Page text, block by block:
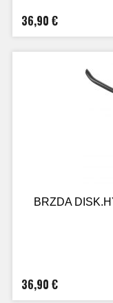
36,90 €
BRZDA
36,90 €